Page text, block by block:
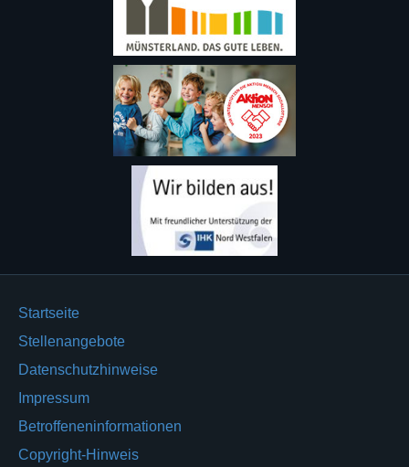
Startseite
Stellenangebote
Datenschutzhinweise
Impressum
Betroffeneninformationen
Copyright-Hinweis